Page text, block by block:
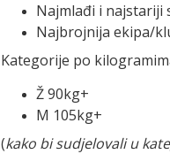
Najmlađi i najstariji
Najbrojnija ekipa/
Kategorije po
Ž 90kg+
M 105kg+
(kako bi sudjelovali u